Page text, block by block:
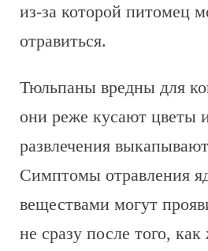
из-за которой питомец
отравиться.
Тюльпаны вредны для
они реже кусают цветы
развлечения
Симптомы отравления
веществами могут
не сразу после того,